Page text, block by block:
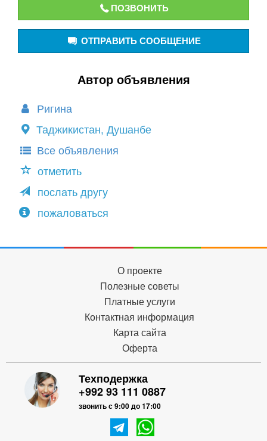
ПОЗВОНИТЬ
ОТПРАВИТЬ СООБЩЕНИЕ
Автор объявления
Ригина
Таджикистан, Душанбе
Все объявления
отметить
послать другу
пожаловаться
О проекте
Полезные советы
Платные услуги
Контактная информация
Карта сайта
Оферта
Техподержка
+992 93 111 0887
звонить с 9:00 до 17:00